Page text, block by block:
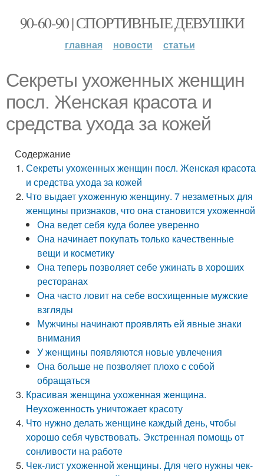
90-60-90 | СПОРТИВНЫЕ ДЕВУШКИ
главная новости статьи
Секреты ухоженных женщин
посл. Женская красота и
средства ухода за кожей
Содержание
Секреты ухоженных женщин посл. Женская красота
и средства ухода за кожей
Что выдает ухоженную женщину. 7 незаметных для
женщины признаков, что она становится ухоженной
Она ведет себя куда более уверенно
Она начинает покупать только качественные
вещи и косметику
Она теперь позволяет себе ужинать в хороших
ресторанах
Она часто ловит на себе восхищенные мужские
взгляды
Мужчины начинают проявлять ей явные знаки
внимания
У женщины появляются новые увлечения
Она больше не позволяет плохо с собой
обращаться
Красивая женщина ухоженная женщина.
Неухоженность уничтожает красоту
Что нужно делать женщине каждый день, чтобы
хорошо себя чувствовать. Экстренная помощь от
сонливости на работе
Чек-лист ухоженной женщины. Для чего нужны чек-